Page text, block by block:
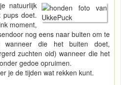
natuurlijk
doet.
moment,
nog eens naar buiten om te
wanneer die het buiten doet,
zuchten oid) wanneer die het
gedoe opruimen.
je de tijden wat rekken kunt.